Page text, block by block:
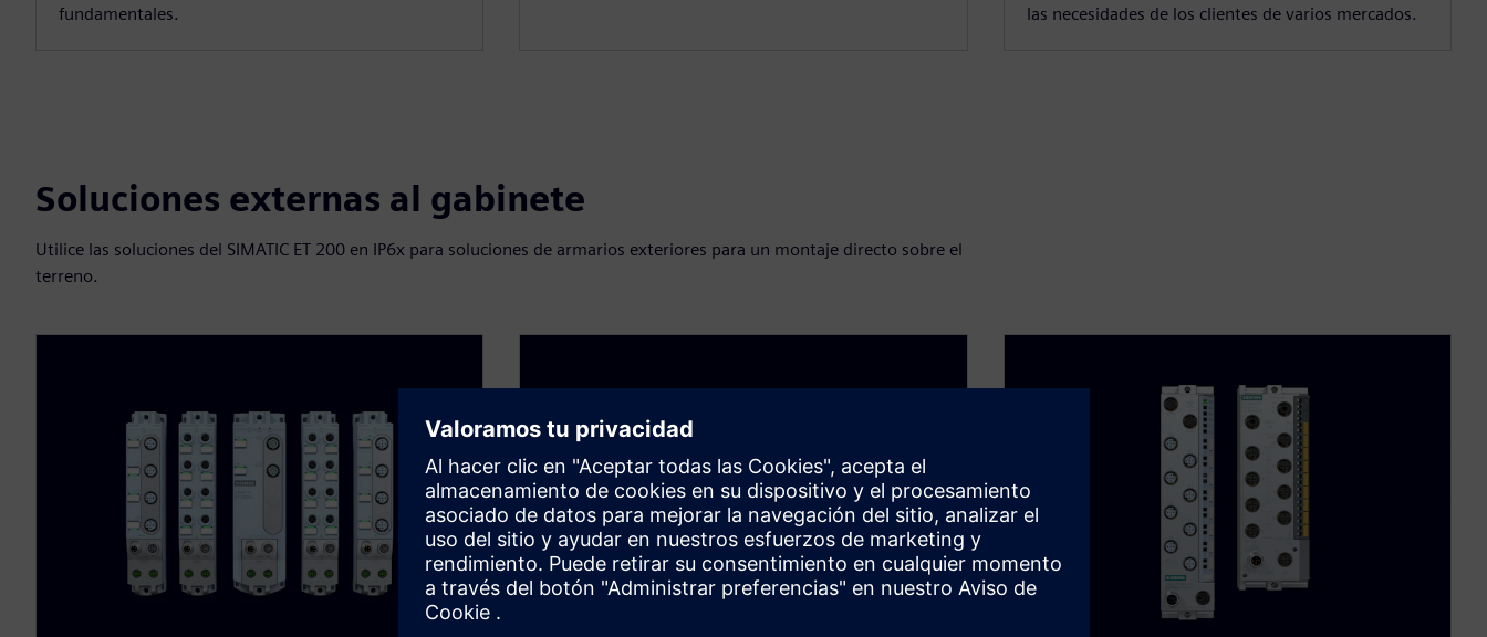
fundamentales.
las necesidades de los clientes de varios mercados.
Soluciones externas al gabinete
Utilice las soluciones del SIMATIC ET 200 en IP6x para soluciones de armarios exteriores para un montaje directo sobre el
terreno.